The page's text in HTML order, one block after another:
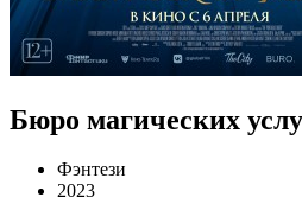
Бюро магических
Фэнтези
2023